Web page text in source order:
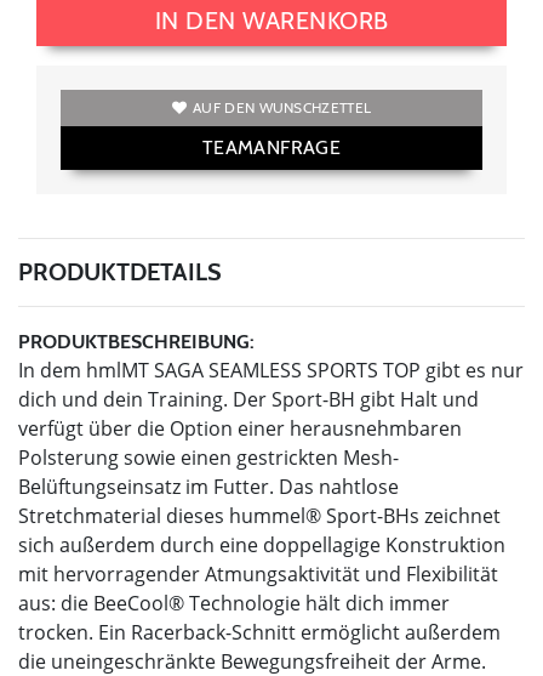
IN DEN WARENKORB
AUF DEN WUNSCHZETTEL
TEAMANFRAGE
PRODUKTDETAILS
PRODUKTBESCHREIBUNG:
In dem hmlMT SAGA SEAMLESS SPORTS TOP gibt es nur
dich und dein Training. Der Sport-BH gibt Halt und
verfügt über die Option einer herausnehmbaren
Polsterung sowie einen gestrickten Mesh-
Belüftungseinsatz im Futter. Das nahtlose
Stretchmaterial dieses hummel® Sport-BHs zeichnet
sich außerdem durch eine doppellagige Konstruktion
mit hervorragender Atmungsaktivität und Flexibilität
aus: die BeeCool® Technologie hält dich immer
trocken. Ein Racerback-Schnitt ermöglicht außerdem
die uneingeschränkte Bewegungsfreiheit der Arme.